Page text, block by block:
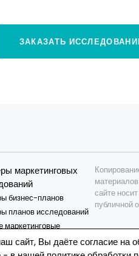
ЗАКАЗАТЬ
маркетинговых
бизнес-планов
планов исследований
маркетинговые
бизнес-планы
сайте
публичной
сайт, Вы даёте согласие на